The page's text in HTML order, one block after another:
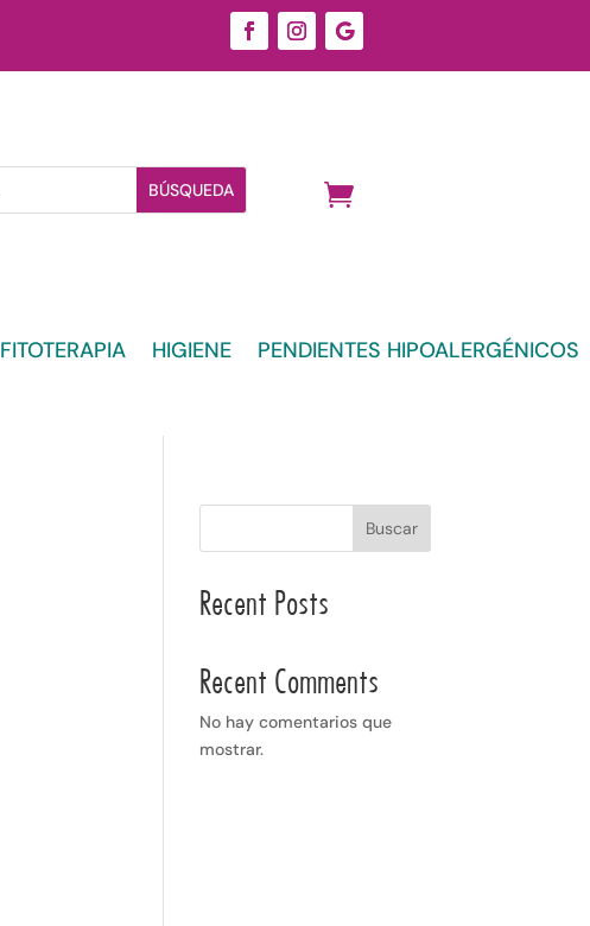
FITOTERAPIA HIGIENE
PENDIENTES HIPOALERGÉNICOS
Buscar
Recent Posts
Recent Comments
No hay comentarios que
mostrar.